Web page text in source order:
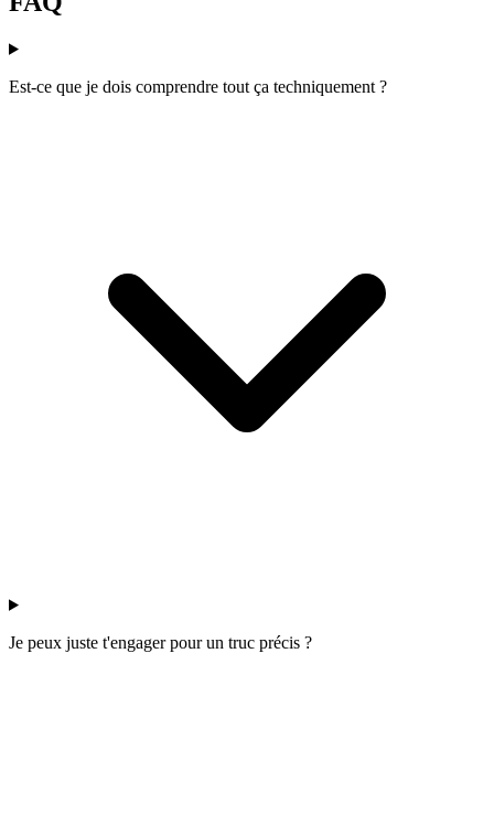
Est-ce que je dois comprendre tout ça techniquement ?
Je peux juste t'engager pour un truc précis ?